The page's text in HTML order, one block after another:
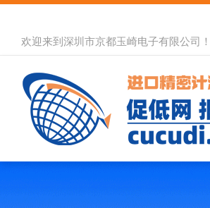
欢迎来到深圳市京都玉崎电子有限公司！